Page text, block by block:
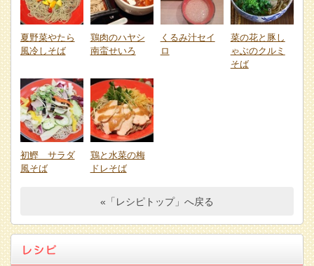
夏野菜やたら
風冷しそば
鶏肉のハヤシ
南蛮せいろ
くるみ汁セイ
ロ
菜の花と豚し
ゃぶのクルミ
そば
初鰹 サラダ
風そば
鶏と水菜の梅
ドレそば
«「レシピトップ」へ戻る